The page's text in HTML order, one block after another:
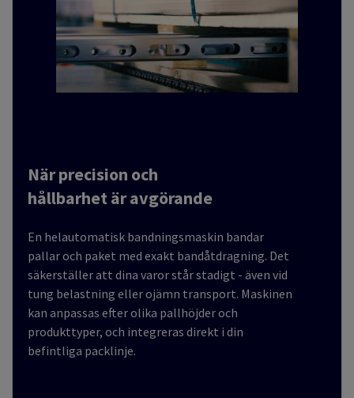
När precision och
hållbarhet är avgörande
En helautomatisk bandningsmaskin bandar
pallar och paket med exakt bandåtdragning. Det
säkerställer att dina varor står stadigt - även vid
tung belastning eller ojämn transport. Maskinen
kan anpassas efter olika pallhöjder och
produkttyper, och integreras direkt i din
befintliga packlinje.